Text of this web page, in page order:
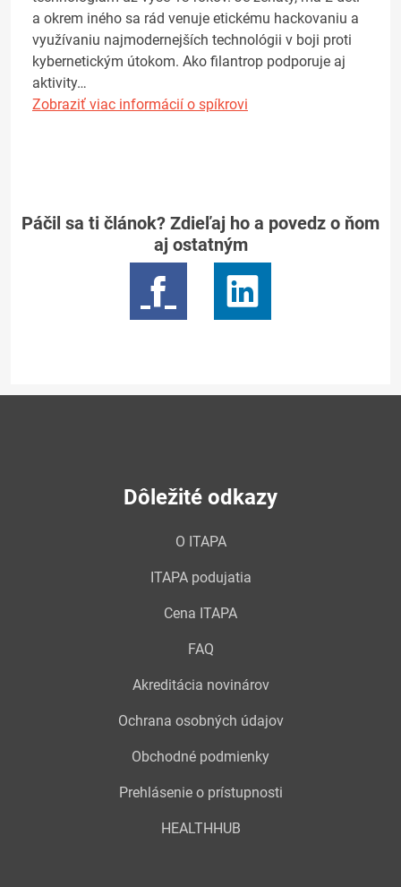
a okrem iného sa rád venuje etickému hackovaniu a
využívaniu najmodernejších technológii v boji proti
kybernetickým útokom. Ako filantrop podporuje aj
aktivity…
Zobraziť viac informácií o spíkrovi
Páčil sa ti článok? Zdieľaj ho a povedz o ňom
aj ostatným
Dôležité odkazy
O ITAPA
ITAPA podujatia
Cena ITAPA
FAQ
Akreditácia novinárov
Ochrana osobných údajov
Obchodné podmienky
Prehlásenie o prístupnosti
HEALTHHUB